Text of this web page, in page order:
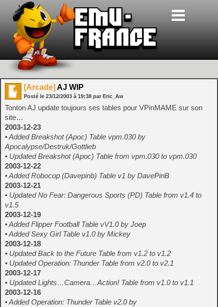
[Arcade] AJ WIP
Posté le 23/12/2003 à 19:38 par Eric_Aw
Tonton AJ update toujours ses tables pour VPinMAME sur son
site…
2003-12-23
• Added Breakshot (Apoc) Table vpm.030 by
Apocalypse/Destruk/Gottlieb
• Updated Breakshot (Apoc) Table from vpm.030 to vpm.030
2003-12-22
• Added Robocop (Davepinb) Table v1 by DavePinB
2003-12-21
• Updated No Fear: Dangerous Sports (PD) Table from v1.4 to
v1.5
2003-12-19
• Added Flipper Football Table vV1.0 by Joep
• Added Sexy Girl Table v1.0 by Mickey
2003-12-18
• Updated Back to the Future Table from v1.2 to v1.2
• Updated Operation: Thunder Table from v2.0 to v2.1
2003-12-17
• Updated Lights…Camera…Action! Table from v1.0 to v1.1
2003-12-16
• Added Operation: Thunder Table v2.0 by